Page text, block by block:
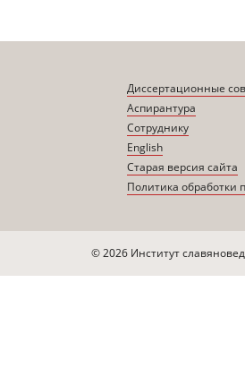
Диссертационные
Аспирантура
Сотруднику
English
Старая версия сайта
Политика обработки
© 2026 Институт